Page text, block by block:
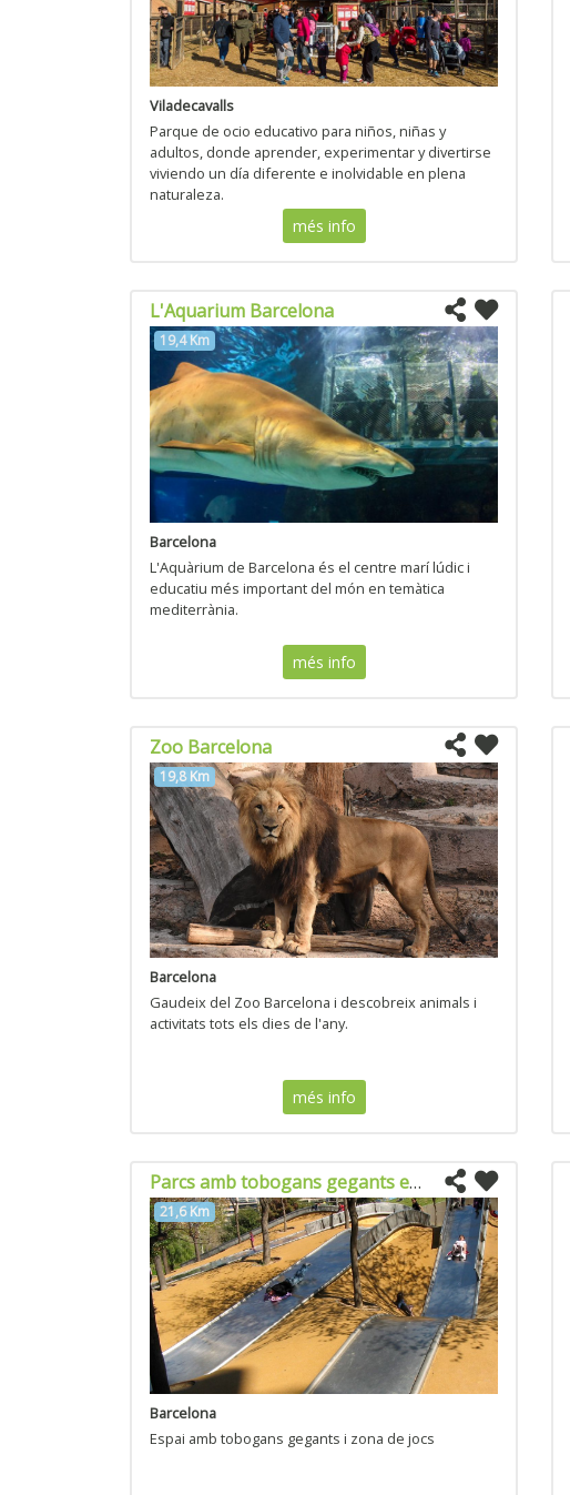
Viladecavalls
Parque de ocio educativo para niños, niñas y
adultos, donde aprender, experimentar y divertirse
viviendo un día diferente e inolvidable en plena
naturaleza.
més info
L'Aquarium Barcelona
19,4 Km
Barcelona
L'Aquàrium de Barcelona és el centre marí lúdic i
educatiu més important del món en temàtica
mediterrània.
més info
Zoo Barcelona
19,8 Km
Barcelona
Gaudeix del Zoo Barcelona i descobreix animals i
activitats tots els dies de l'any.
més info
Parcs amb tobogans gegants en Diagonal Mar
21,6 Km
Barcelona
Espai amb tobogans gegants i zona de jocs